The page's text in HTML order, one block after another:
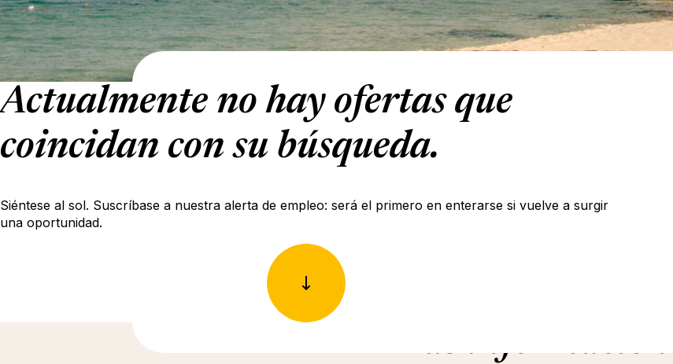
Actualmente no hay ofertas que
coincidan con su búsqueda.
Siéntese al sol. Suscríbase a nuestra alerta de empleo: será el primero en enterarse si vuelve a surgir
una oportunidad.
Más información